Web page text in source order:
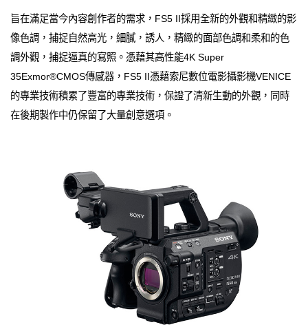
旨在滿足當今內容創作者的需求，FS5 II採用全新的外觀和精緻的影
像色調，捕捉自然高光，細膩，誘人，精緻的面部色調和柔和的色
調外觀，捕捉逼真的寫照。憑藉其高性能4K Super
35Exmor®CMOS傳感器，FS5 II憑藉索尼數位電影攝影機VENICE
的專業技術積累了豐富的專業技術，保證了清新生動的外觀，同時
在後期製作中仍保留了大量創意選項。